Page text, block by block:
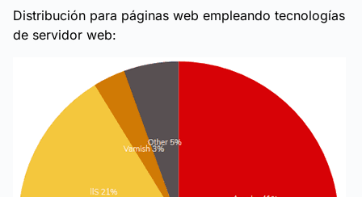
Distribución para páginas web empleando tecnologías
de servidor web: